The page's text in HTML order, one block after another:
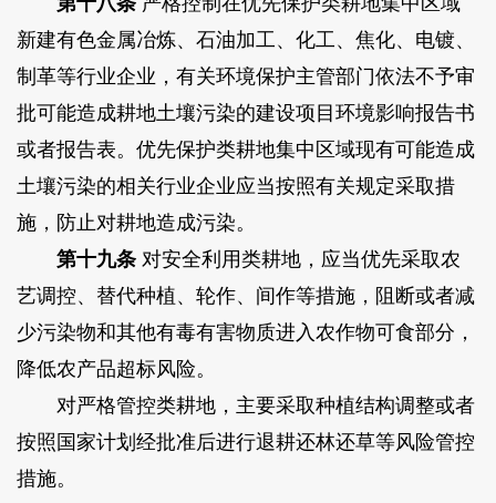
新建有色金属冶炼、石油加工、化工、焦化、电镀、
制革等行业企业，有关环境保护主管部门依法不予审
批可能造成耕地土壤污染的建设项目环境影响报告书
或者报告表。优先保护类耕地集中区域现有可能造成
土壤污染的相关行业企业应当按照有关规定采取措
施，防止对耕地造成污染。
第十九条对安全利用类耕地，应当优先采取农
艺调控、替代种植、轮作、间作等措施，阻断或者减
少污染物和其他有毒有害物质进入农作物可食部分，
降低农产品超标风险。
对严格管控类耕地，主要采取种植结构调整或者
按照国家计划经批准后进行退耕还林还草等风险管控
措施。